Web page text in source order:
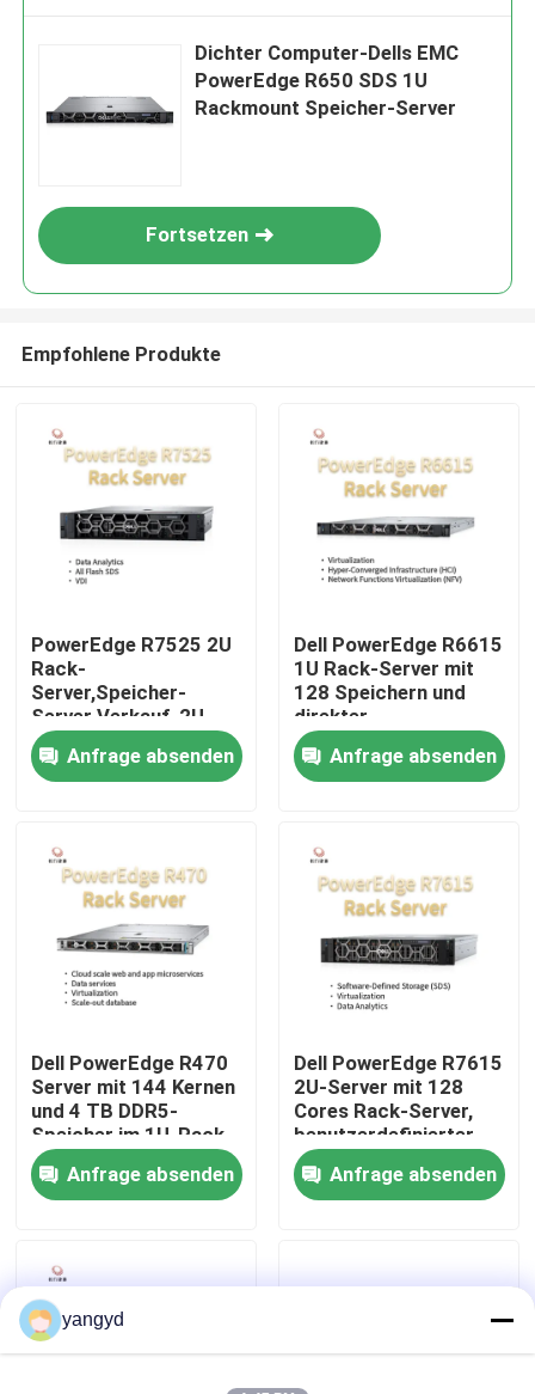
Zu Hause
Produkte
Über uns
Werksbesichtigung
Qualitätskontrolle
Kontakt mit uns
Nachrichten
VR Show
Dichter Computer-Dells EMC
PowerEdge R650 SDS 1U
Rackmount Speicher-Server
Fortsetzen
Empfohlene Produkte
PowerEdge R7525 2U
Rack-
Server,Speicher-
Server Verkauf, 2U
Server-Rack-
Exporteur
Anfrage absenden
Dell PowerEdge R6615
1U Rack-Server mit
128 Speichern und
direkter
Flüssigkeitskühlung,
benutzerdefinierter
Speicherserver, 2-
Anfrage absenden
Dell PowerEdge R470
Server mit 144 Kernen
und 4 TB DDR5-
Speicher im 1U-Rack-
Formfaktor
Anfrage absenden
Dell PowerEdge R7615
2U-Server mit 128
Cores Rack-Server,
benutzerdefinierter
Speicher-Server, 2-
Wege-Server
Anfrage absenden
yangyd